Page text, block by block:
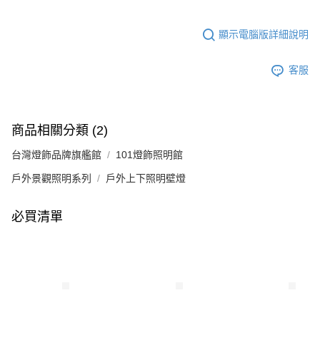
顯示電腦版詳細說明
客服
商品相關分類 (2)
台灣燈飾品牌旗艦館 101燈飾照明館
戶外景觀照明系列 戶外上下照明壁燈
必買清單